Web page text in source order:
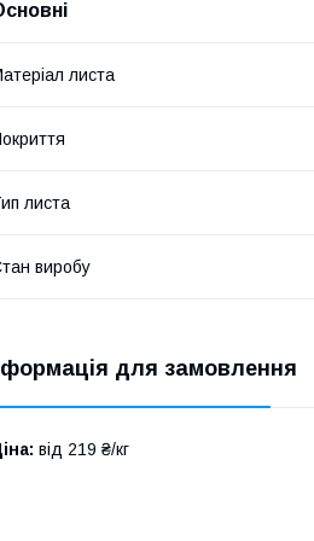
листа
листа
виробу
для замовлення
від 219 ₴/кг